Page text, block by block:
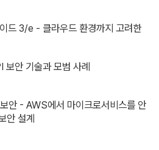
드 3/e - 클라우드 환경까지 고려한
안 기술과 모범 사례
안 - AWS에서 마이크로서비스를 안
안 설계